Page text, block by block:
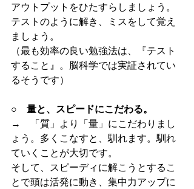
アウトプットをひたすらしましょう。
テストのように解き、ミスをして覚え
ましょう。
（最も効率の良い勉強法は、『テスト
すること』。脳科学では実証されてい
るそうです）
○　量と、スピードにこだわる。
→　「質」より「量」にこだわりまし
ょう。多くこなすと、馴れます。馴れ
ていくことが大切です。
そして、スピーディに解こうとするこ
とで頭は活発に動き、集中力アップに